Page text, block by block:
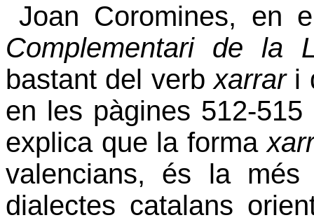
Joan Coromines, en
Complementari de la
bastant del verbxarrari
en les pàgines 512-
explica que la forma
valencians, és la
dialectes catalans